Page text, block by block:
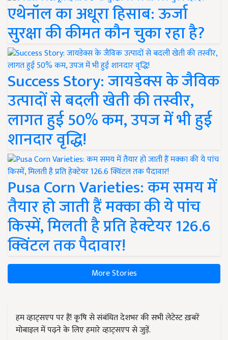
एथेनॉल का अधूरा हिसाब: ऊर्जा
सुरक्षा की कीमत कौन चुका रहा है?
Success Story: जायडेक्स के जैविक
उत्पादों से बदली खेती की तस्वीर,
लागत हुई 50% कम, उपज में भी हुई
शानदार वृद्धि!
Pusa Corn Varieties: कम समय में
तैयार हो जाती हैं मक्का की ये पांच
किस्में, मिलती है प्रति हेक्टेयर 126.6
क्विंटल तक पैदावार!
More Stories
हम व्हाट्सएप पर हैं! कृषि से संबंधित देशभर की सभी लेटेस्ट ख़बरें
मोबाइल में पढ़ने के लिए हमारे व्हाट्सएप से जुड़ें.